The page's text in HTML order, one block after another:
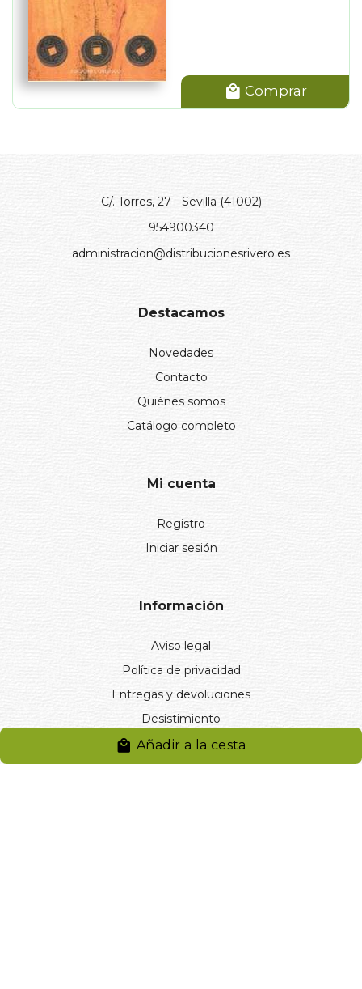
Añadir a la cesta
Comprar
C/. Torres, 27 - Sevilla (41002)
954900340
administracion@distribucionesrivero.es
Destacamos
Novedades
Contacto
Quiénes somos
Catálogo completo
Mi cuenta
Registro
Iniciar sesión
Información
Aviso legal
Política de privacidad
Entregas y devoluciones
Desistimiento
Desistimiento de compra
Reclamaciones